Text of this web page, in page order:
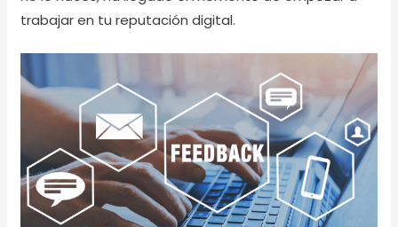
trabajar en tu reputación digital.